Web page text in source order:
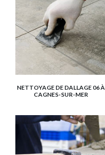
NETTOYAGE DE DALLAGE 06 À
CAGNES-SUR-MER